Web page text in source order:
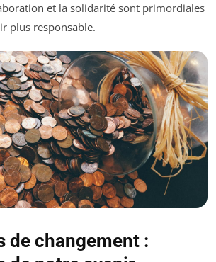
et la solidarité sont primordiales
plus responsable.
de changement :